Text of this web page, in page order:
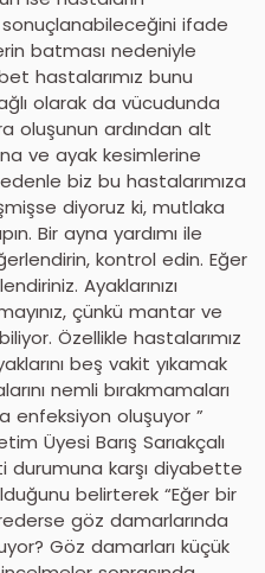
ifade
batması nedeniyle
hastalarımız bunu
olarak da vücudunda
oluşunun ardından alt
ve ayak kesimlerine
biz bu hastalarımıza
diyoruz ki, mutlaka
Bir ayna yardımı ile
kontrol edin. Eğer
Ayaklarınızı
çünkü mantar ve
Özellikle hastalarımız
beş vakit yıkamak
nemli bırakmamaları
enfeksiyon oluşuyor ”
Üyesi Barış Sarıakçalı
karşı diyabette
belirterek “Eğer bir
göz damarlarında
Göz damarları küçük